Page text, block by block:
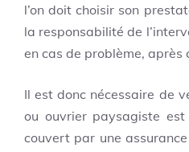
l’on doit choisir son
la responsabilité de
en cas de problème, après
Il est donc nécessaire de
ou ouvrier paysagiste
couvert par une